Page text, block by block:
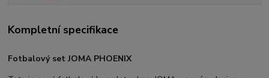
Kompletní specifikace
Fotbalový set JOMA PHOENIX